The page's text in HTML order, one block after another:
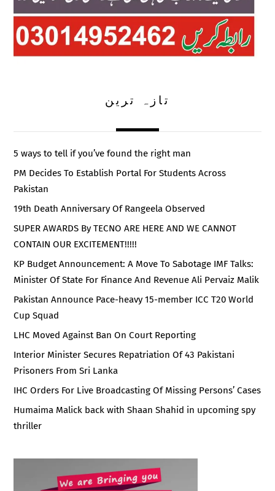
تازہ ترین
5 ways to tell if you’ve found the right man
PM Decides To Establish Portal For Students Across
Pakistan
19th Death Anniversary Of Rangeela Observed
SUPER AWARDS By TECNO ARE HERE AND WE CANNOT
CONTAIN OUR EXCITEMENT!!!!!
KP Budget Announcement: A Move To Sabotage IMF Talks:
Minister Of State For Finance And Revenue Ali Pervaiz Malik
Pakistan Announce Pace-heavy 15-member ICC T20 World
Cup Squad
LHC Moved Against Ban On Court Reporting
Interior Minister Secures Repatriation Of 43 Pakistani
Prisoners From Sri Lanka
IHC Orders For Live Broadcasting Of Missing Persons’ Cases
Humaima Malick back with Shaan Shahid in upcoming spy
thriller